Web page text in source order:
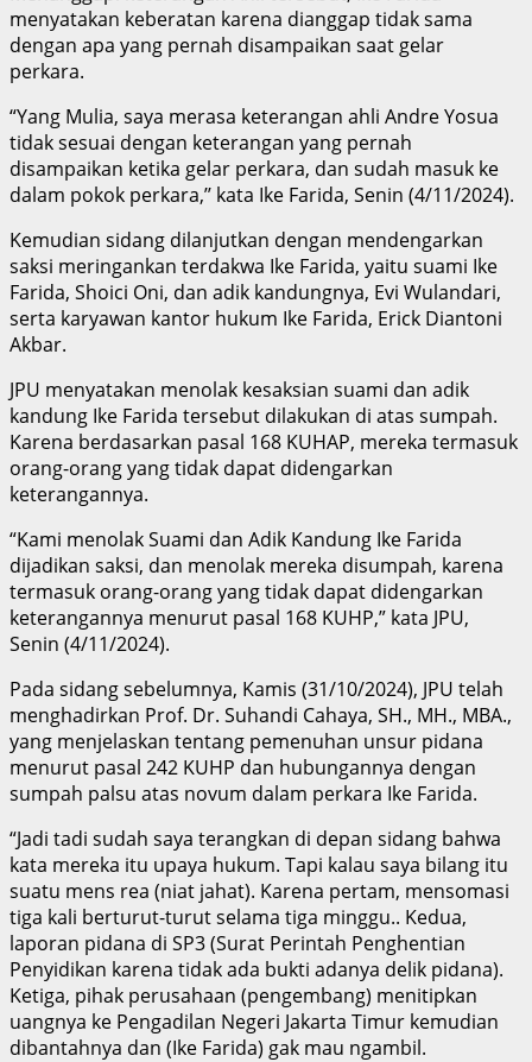
menyatakan keberatan karena dianggap tidak sama
dengan apa yang pernah disampaikan saat gelar
perkara.
“Yang Mulia, saya merasa keterangan ahli Andre Yosua
tidak sesuai dengan keterangan yang pernah
disampaikan ketika gelar perkara, dan sudah masuk ke
dalam pokok perkara,’’ kata Ike Farida, Senin (4/11/2024).
Kemudian sidang dilanjutkan dengan mendengarkan
saksi meringankan terdakwa Ike Farida, yaitu suami Ike
Farida, Shoici Oni, dan adik kandungnya, Evi Wulandari,
serta karyawan kantor hukum Ike Farida, Erick Diantoni
Akbar.
JPU menyatakan menolak kesaksian suami dan adik
kandung Ike Farida tersebut dilakukan di atas sumpah.
Karena berdasarkan pasal 168 KUHAP, mereka termasuk
orang-orang yang tidak dapat didengarkan
keterangannya.
“Kami menolak Suami dan Adik Kandung Ike Farida
dijadikan saksi, dan menolak mereka disumpah, karena
termasuk orang-orang yang tidak dapat didengarkan
keterangannya menurut pasal 168 KUHP,” kata JPU,
Senin (4/11/2024).
Pada sidang sebelumnya, Kamis (31/10/2024), JPU telah
menghadirkan Prof. Dr. Suhandi Cahaya, SH., MH., MBA.,
yang menjelaskan tentang pemenuhan unsur pidana
menurut pasal 242 KUHP dan hubungannya dengan
sumpah palsu atas novum dalam perkara Ike Farida.
“Jadi tadi sudah saya terangkan di depan sidang bahwa
kata mereka itu upaya hukum. Tapi kalau saya bilang itu
suatu mens rea (niat jahat). Karena pertam, mensomasi
tiga kali berturut-turut selama tiga minggu.. Kedua,
laporan pidana di SP3 (Surat Perintah Penghentian
Penyidikan karena tidak ada bukti adanya delik pidana).
Ketiga, pihak perusahaan (pengembang) menitipkan
uangnya ke Pengadilan Negeri Jakarta Timur kemudian
dibantahnya dan (Ike Farida) gak mau ngambil.